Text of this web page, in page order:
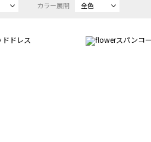
カラー展開 全色